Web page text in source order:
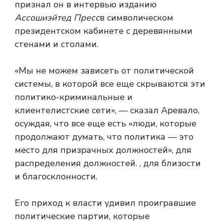
признал он в интервью изданию
Ассошиэйтед Прессв символическом
президентском кабинете с деревянными
стенами и столами.
«Мы не можем зависеть от политической
системы, в которой все еще скрываются эти
политико-криминальные и
клиентелистские сети», — сказал Аревало,
осуждая, что все еще есть «люди, которые
продолжают думать, что политика — это
место для призрачных должностей», для
распределения должностей. , для близости
и благосклонности.
Его приход к власти удивил проигравшие
политические партии, которые